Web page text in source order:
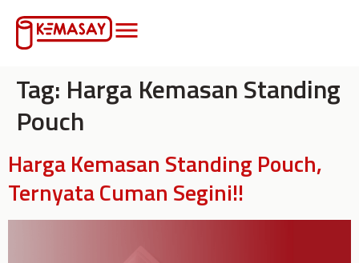
Tag: Harga Kemasan Standing
Pouch
Harga Kemasan Standing Pouch,
Ternyata Cuman Segini!!